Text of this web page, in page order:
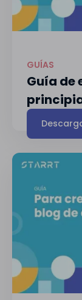
GUÍAS
Guía de